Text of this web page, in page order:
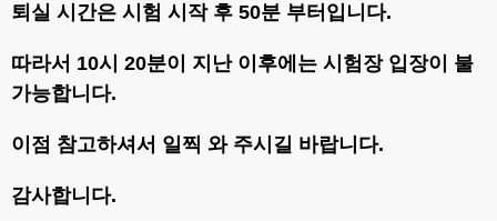
퇴실 시간은 시험 시작 후 50분 부터입니다.
따라서 10시 20분이 지난 이후에는 시험장 입장이 불
가능합니다.
이점 참고하셔서 일찍 와 주시길 바랍니다.
감사합니다.